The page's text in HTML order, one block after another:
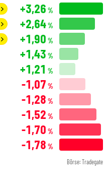
+3,26 %
+2,64%
+1,90 %
+1,43 %
+1,21 %
-1,07 %
-1,28 %
-1,52 %
-1,70 %
-1,78 %
Börse: Tradegate